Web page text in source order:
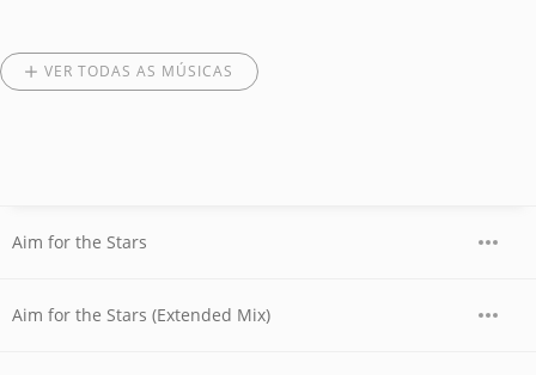
VER TODAS AS MÚSICAS
Aim for the Stars
Aim for the Stars (Extended Mix)